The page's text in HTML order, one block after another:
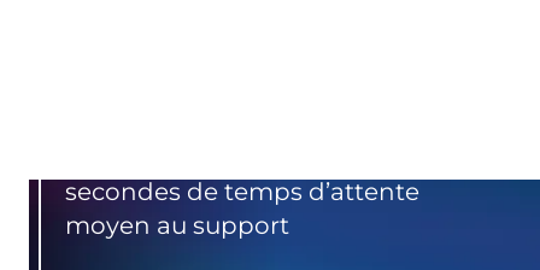
secondes de temps d’attente
moyen au support